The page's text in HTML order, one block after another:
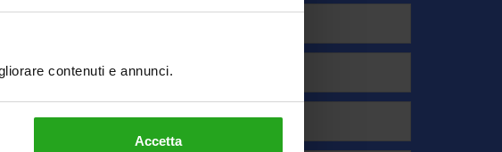
contenuti e annunci.
Accetta